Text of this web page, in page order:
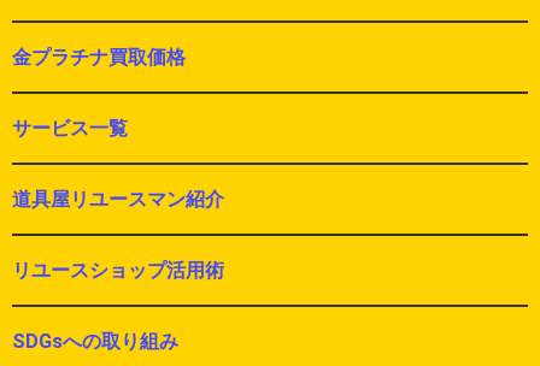
金プラチナ買取価格
サービス一覧
道具屋リユースマン紹介
リユースショップ活用術
SDGsへの取り組み